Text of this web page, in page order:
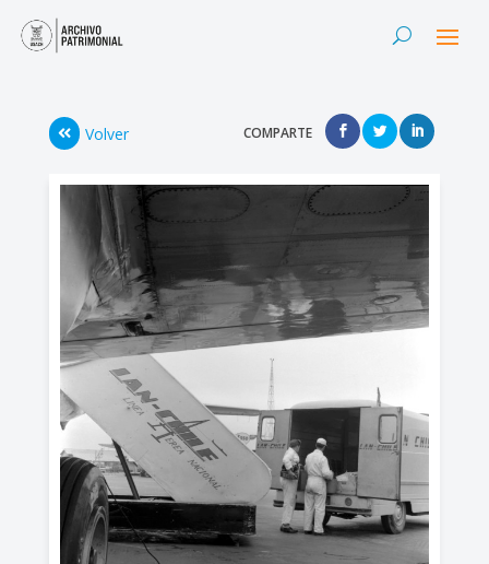
Volver COMPARTE